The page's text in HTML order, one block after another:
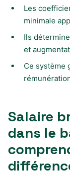
Les
minimale
Ils
et
Ce système
Salaire
dans le